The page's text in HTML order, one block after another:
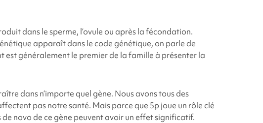
dans le sperme, l’ovule ou après la fécondation.
apparaît dans le code génétique, on parle de
est généralement le premier de la famille à présenter la
dans n’importe quel gène. Nous avons tous des
pas notre santé. Mais parce que 5p joue un rôle clé
novo de ce gène peuvent avoir un effet significatif.